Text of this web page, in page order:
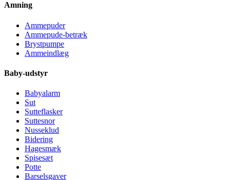
Amning
Ammepuder
Ammepude-betræk
Brystpumpe
Ammeindlæg
Baby-udstyr
Babyalarm
Sut
Sutteflasker
Suttesnor
Nusseklud
Bidering
Hagesmæk
Spisesæt
Potte
Barselsgaver